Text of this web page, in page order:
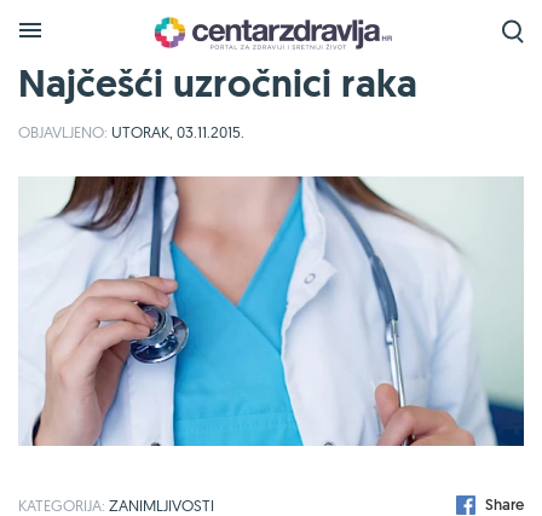
Najčešći uzročnici raka
OBJAVLJENO: UTORAK, 03.11.2015.
KATEGORIJA: ZANIMLJIVOSTI Share